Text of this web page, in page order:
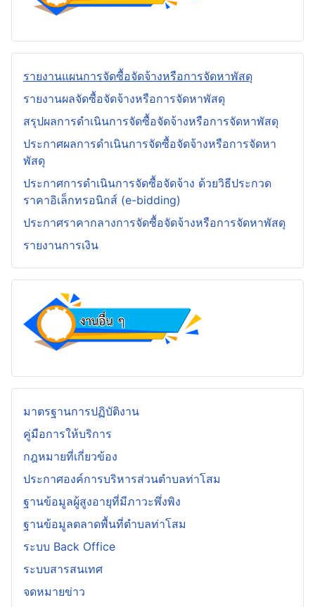
รายงานแผนการจัดซื้อจัดจ้างหรือการจัดหาพัสดุ
รายงานผลจัดซื้อจัดจ้างหรือการจัดหาพัสดุ
สรุปผลการดำเนินการจัดซื้อจัดจ้างหรือการจัดหาพัสดุ
ประกาศผลการดำเนินการจัดซื้อจัดจ้างหรือการจัดหา
พัสดุ
ประกาศการดำเนินการจัดซื้อจัดจ้าง ด้วยวิธีประกวด
ราคาอิเล็กทรอนิกส์ (e-bidding)
ประกาศราคากลางการจัดซื้อจัดจ้างหรือการจัดหาพัสดุ
รายงานการเงิน
มาตรฐานการปฏิบัติงาน
คู่มือการให้บริการ
กฎหมายที่เกี่ยวข้อง
ประกาศองค์การบริหารส่วนตำบลท่าโสม
ฐานข้อมูลผู้สูงอายุที่มีภาวะพึ่งพิง
ฐานข้อมูลตลาดพื้นที่ตำบลท่าโสม
ระบบ Back Office
ระบบสารสนเทศ
จดหมายข่าว